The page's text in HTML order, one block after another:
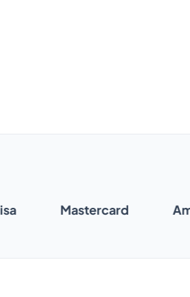
Visa Mastercard